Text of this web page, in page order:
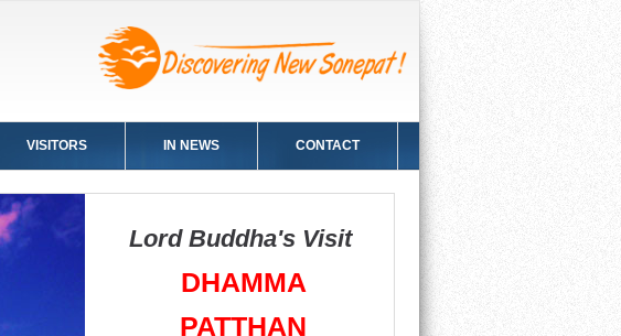
VISITORS IN NEWS CONTACT
TEMPLE